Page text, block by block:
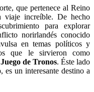
que pertenece al Reino
increíble. De hecho
para explorar
norirlandés conocido
en temas políticos y
que le sirvieron como
Juego de Tronos. Éste lado
un interesante destino a